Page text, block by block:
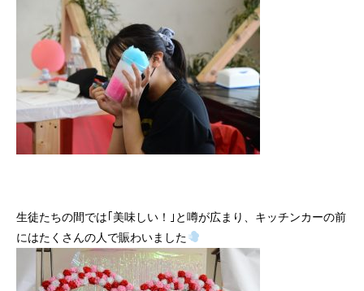
生徒たちの間では｢美味しい！｣と噂が広まり、キッチンカーの前
にはたくさんの人で賑わいました